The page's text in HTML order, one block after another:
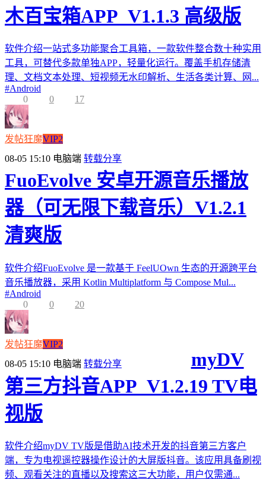
木百宝箱APP_V1.1.3 高级版
软件介绍一站式多功能聚合工具箱，一款软件整合数十种实用
工具，可替代多款单独APP，轻量化运行。覆盖手机存储清
理、文档文本处理、短视频无水印解析、生活各类计算、网...
#Android
0
0 17
发帖狂魔VIP2
08-05 15:10 电脑端 转载分享
FuoEvolve 安卓开源音乐播放
器（可无限下载音乐）V1.2.1
清爽版
软件介绍FuoEvolve 是一款基于 FeelUOwn 生态的开源跨平台
音乐播放器，采用 Kotlin Multiplatform 与 Compose Mul...
#Android
0
0 20
发帖狂魔VIP2
08-05 15:10 电脑端 转载分享
myDV
第三方抖音APP_V1.2.19 TV电
视版
软件介绍myDV TV版是借助AI技术开发的抖音第三方客户
端，专为电视遥控器操作设计的大屏版抖音。该应用具备刷视
频、观看关注的直播以及搜索这三大功能，用户仅需通...